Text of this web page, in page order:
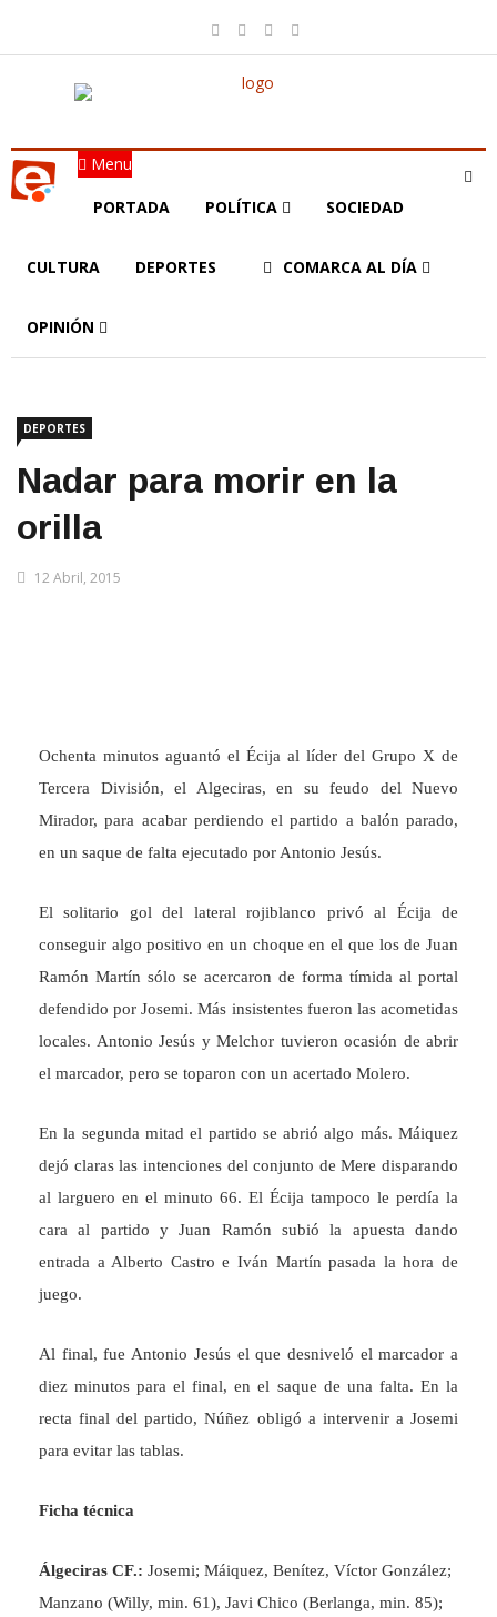
Menu
PORTADA POLÍTICA SOCIEDAD
CULTURA DEPORTES COMARCA AL DÍA
OPINIÓN
DEPORTES
Nadar para morir en la
orilla
12 Abril, 2015
Ochenta minutos aguantó el Écija al líder del Grupo X de
Tercera División, el Algeciras, en su feudo del Nuevo
Mirador, para acabar perdiendo el partido a balón parado,
en un saque de falta ejecutado por Antonio Jesús.
El solitario gol del lateral rojiblanco privó al Écija de
conseguir algo positivo en un choque en el que los de Juan
Ramón Martín sólo se acercaron de forma tímida al portal
defendido por Josemi. Más insistentes fueron las acometidas
locales. Antonio Jesús y Melchor tuvieron ocasión de abrir
el marcador, pero se toparon con un acertado Molero.
En la segunda mitad el partido se abrió algo más. Máiquez
dejó claras las intenciones del conjunto de Mere disparando
al larguero en el minuto 66. El Écija tampoco le perdía la
cara al partido y Juan Ramón subió la apuesta dando
entrada a Alberto Castro e Iván Martín pasada la hora de
juego.
Al final, fue Antonio Jesús el que desniveló el marcador a
diez minutos para el final, en el saque de una falta. En la
recta final del partido, Núñez obligó a intervenir a Josemi
para evitar las tablas.
Ficha técnica
Álgeciras CF.: Josemi; Máiquez, Benítez, Víctor González;
Manzano (Willy, min. 61), Javi Chico (Berlanga, min. 85);